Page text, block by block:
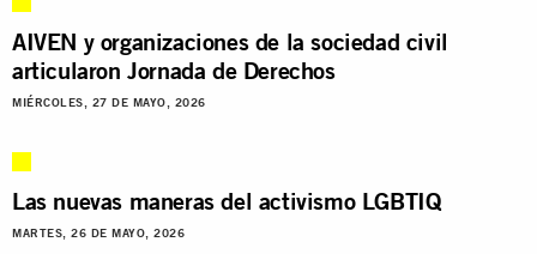
AIVEN y organizaciones de la sociedad civil
articularon Jornada de Derechos
MIÉRCOLES, 27 DE MAYO, 2026
Las nuevas maneras del activismo LGBTIQ
MARTES, 26 DE MAYO, 2026